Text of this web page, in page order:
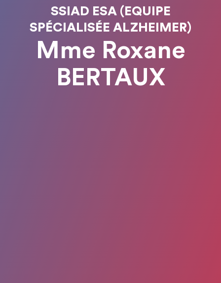
SSIAD ESA (EQUIPE
SPÉCIALISÉE ALZHEIMER)
Mme Roxane
BERTAUX